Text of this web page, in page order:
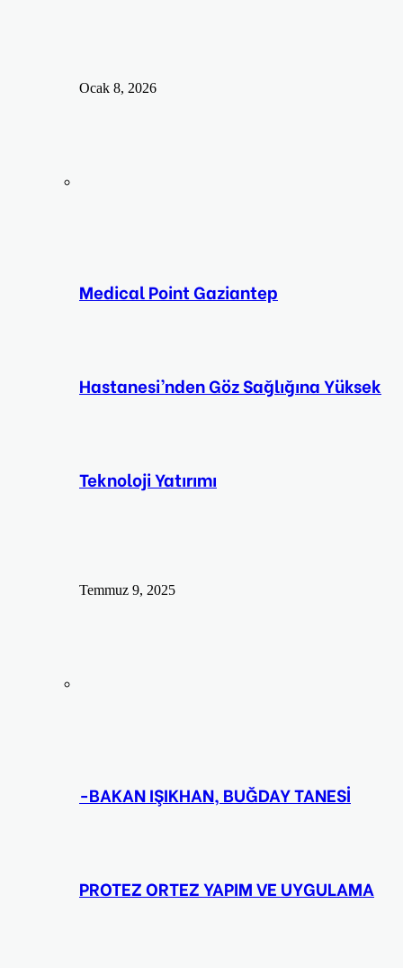
Ocak 8, 2026
Medical Point Gaziantep
Hastanesi’nden Göz Sağlığına Yüksek
Teknoloji Yatırımı
Temmuz 9, 2025
-BAKAN IŞIKHAN, BUĞDAY TANESİ
PROTEZ ORTEZ YAPIM VE UYGULAMA